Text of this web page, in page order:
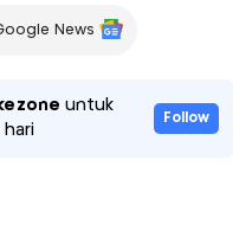
News
untuk
Follow